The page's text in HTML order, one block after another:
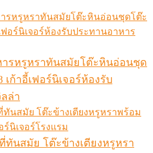
รหรูหราทันสมัยโต๊ะหินอ่อนชุด
ก้าอี้เฟอร์นิเจอร์ห้องรับ
ล่า
ทันสมัย ​​โต๊ะข้างเตียงหรูหรา